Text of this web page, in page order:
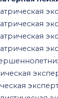
на
на
экспертиза
ответы